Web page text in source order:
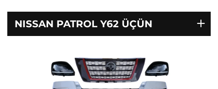
NISSAN PATROL Y62 ÜÇÜN